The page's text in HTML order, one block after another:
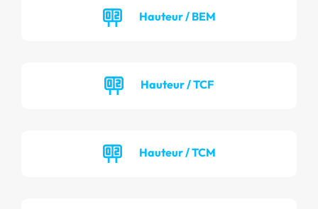
Hauteur / BEM
Hauteur / TCF
Hauteur / TCM